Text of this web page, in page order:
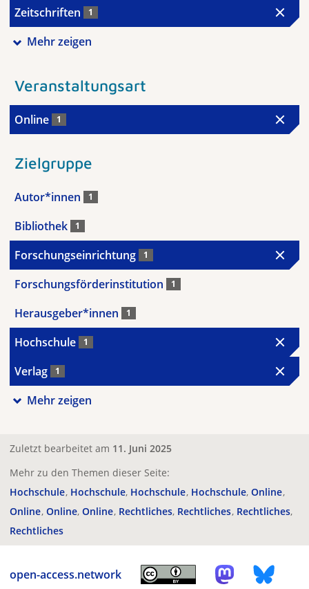
Zeitschriften 1
Mehr zeigen
Veranstaltungsart
Online 1
Zielgruppe
Autor*innen 1
Bibliothek 1
Forschungseinrichtung 1
Forschungsförderinstitution 1
Herausgeber*innen 1
Hochschule 1
Verlag 1
Mehr zeigen
Zuletzt bearbeitet am 11. Juni 2025
Mehr zu den Themen dieser Seite:
Hochschule Hochschule Hochschule Hochschule Online
Online Online Online Rechtliches Rechtliches Rechtliches
Rechtliches
open-access.network